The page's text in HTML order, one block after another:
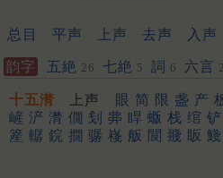
总目 平声 上声 去声 入声
韵字 五絶 26 七絶 5 詞 6 六言 2
十五潸 上声 眼 简 限 盏 产
嵼 浐 潸 僩 刬 丳 睅 蝂 栈 绾 铲
簅 轏 鋎 撊 骣 嶘 舨 䦘 䎒 眅 䱠